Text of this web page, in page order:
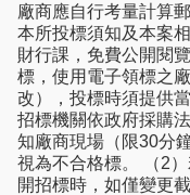
廠商應自行考量計算
本所投標須知及本案
財行課，免費公開閱
標，使用電子領標之
改），投標時須提供
招標機關依政府採購
知廠商現場（限30分
視為不合格標。 （2
開招標時，如僅變更